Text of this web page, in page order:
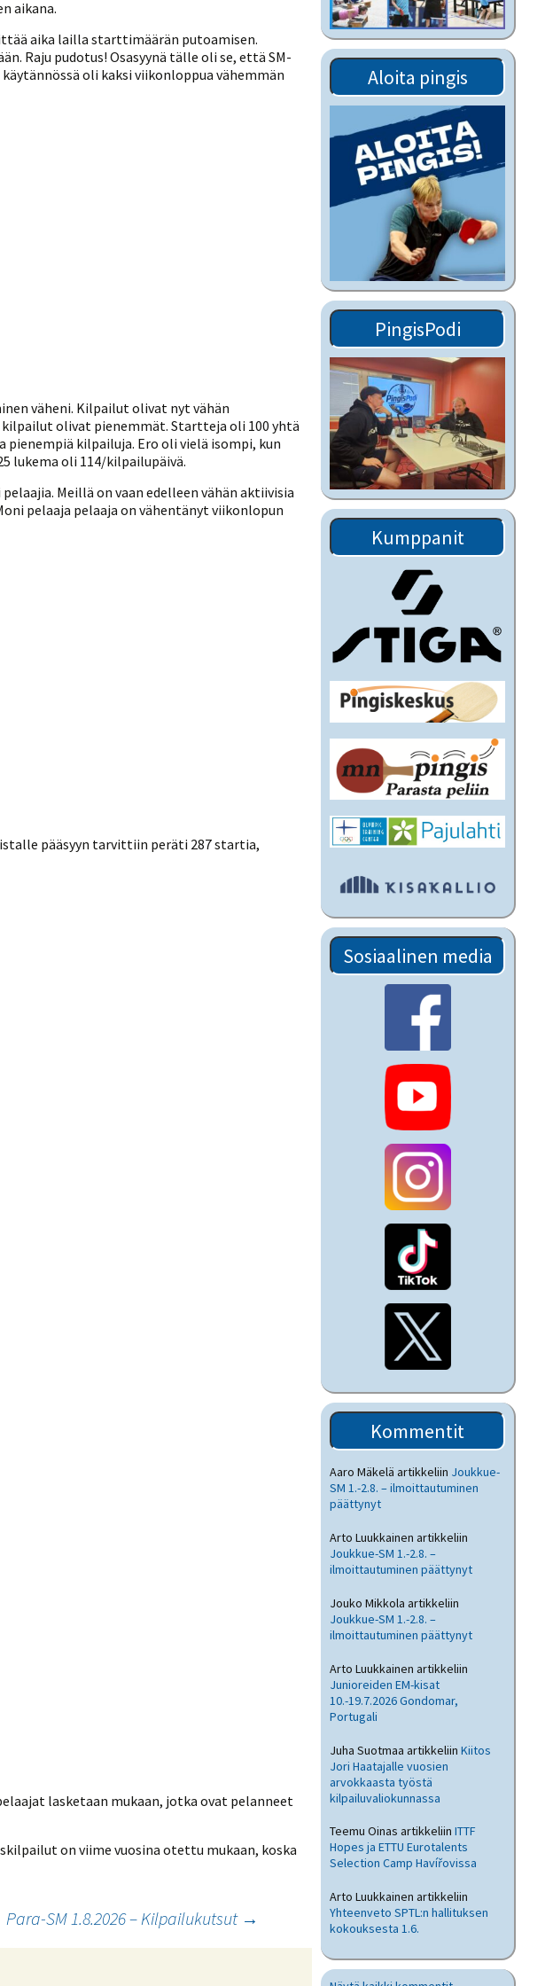
pöytätenniksessä-opas
Olkapäävammojen
ennaltaehkäisevä
harjoitusopas
pöytätennispelaajille
Venyttely
sivuilta
Viestitiedotteet
vanhoilta sivuilta
aikana.
aika lailla starttimäärän putoamisen.
Raju pudotus! Osasyynä tälle oli se, että SM-
oli kaksi viikonloppua vähemmän
väheni. Kilpailut olivat nyt vähän
olivat pienemmät. Startteja oli 100 yhtä
pienempiä kilpailuja. Ero oli vielä isompi, kun
lukema oli 114/kilpailupäivä.
Meillä on vaan edelleen vähän aktiivisia
pelaaja pelaaja on vähentänyt viikonlopun
pääsyyn tarvittiin peräti 287 startia,
lasketaan mukaan, jotka ovat pelanneet
on viime vuosina otettu mukaan, koska
Para-SM 1.8.2026 – Kilpailukutsut →
Aloita pingis
PingisPodi
Kumppanit
Sosiaalinen media
Kommentit
Aaro Mäkelä artikkeliin Joukkue-
SM 1.-2.8. – ilmoittautuminen
päättynyt
Arto Luukkainen artikkeliin
Joukkue-SM 1.-2.8. –
ilmoittautuminen päättynyt
Jouko Mikkola artikkeliin
Joukkue-SM 1.-2.8. –
ilmoittautuminen päättynyt
Arto Luukkainen artikkeliin
Junioreiden EM-kisat
10.-19.7.2026 Gondomar,
Portugali
Juha Suotmaa artikkeliin Kiitos
Jori Haatajalle vuosien
arvokkaasta työstä
kilpailuvaliokunnassa
Teemu Oinas artikkeliin ITTF
Hopes ja ETTU Eurotalents
Selection Camp Havířovissa
Arto Luukkainen artikkeliin
Yhteenveto SPTL:n hallituksen
kokouksesta 1.6.